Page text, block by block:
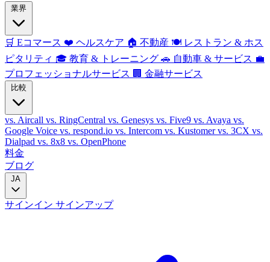
業界
🛒 Eコマース ❤️ ヘルスケア 🏠 不動産 🍽️ レストラン & ホス
ピタリティ 🎓 教育 & トレーニング 🚗 自動車 & サービス 💼
プロフェッショナルサービス 🏢 金融サービス
比較
vs. Aircall vs. RingCentral vs. Genesys vs. Five9 vs. Avaya vs.
Google Voice vs. respond.io vs. Intercom vs. Kustomervs. 3CX vs.
Dialpad vs. 8x8 vs. OpenPhone
料金
ブログ
JA
サインイン サインアップ